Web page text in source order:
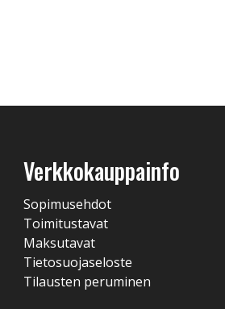
Verkkokauppainfo
Sopimusehdot
Toimitustavat
Maksutavat
Tietosuojaseloste
Tilausten peruminen